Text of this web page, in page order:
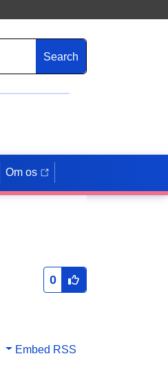
Search
Om os
0
Embed RSS